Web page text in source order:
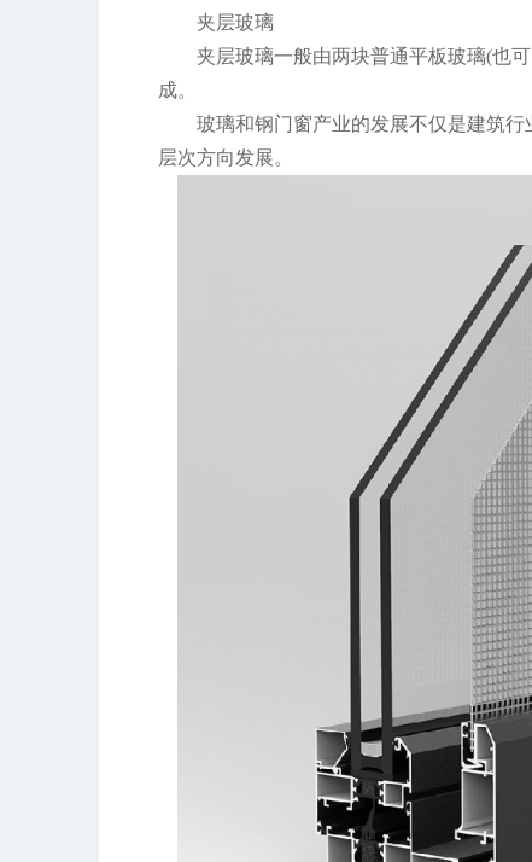
夹层玻璃
夹层玻璃一般由两块普通平板玻璃(也
成。
玻璃和钢门窗产业的发展不仅是建筑
层次方向发展。